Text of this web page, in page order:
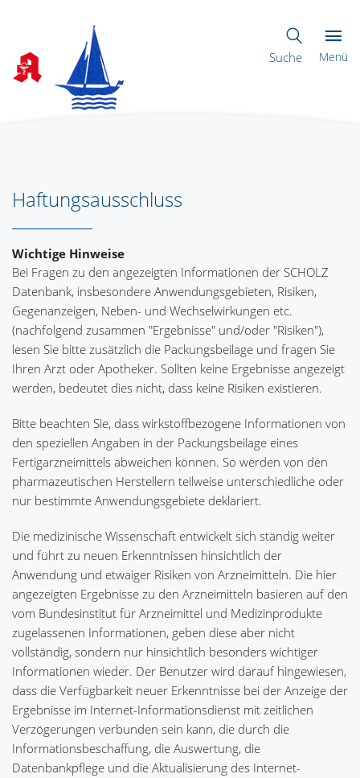
Suche Menü
Haftungsausschluss
Wichtige Hinweise
Bei Fragen zu den angezeigten Informationen der SCHOLZ
Datenbank, insbesondere Anwendungsgebieten, Risiken,
Gegenanzeigen, Neben- und Wechselwirkungen etc.
(nachfolgend zusammen "Ergebnisse" und/oder "Risiken"),
lesen Sie bitte zusätzlich die Packungsbeilage und fragen Sie
Ihren Arzt oder Apotheker. Sollten keine Ergebnisse angezeigt
werden, bedeutet dies nicht, dass keine Risiken existieren.
Bitte beachten Sie, dass wirkstoffbezogene Informationen von
den speziellen Angaben in der Packungsbeilage eines
Fertigarzneimittels abweichen können. So werden von den
pharmazeutischen Herstellern teilweise unterschiedliche oder
nur bestimmte Anwendungsgebiete deklariert.
Die medizinische Wissenschaft entwickelt sich ständig weiter
und führt zu neuen Erkenntnissen hinsichtlich der
Anwendung und etwaiger Risiken von Arzneimitteln. Die hier
angezeigten Ergebnisse zu den Arzneimitteln basieren auf den
vom Bundesinstitut für Arzneimittel und Medizinprodukte
zugelassenen Informationen, geben diese aber nicht
vollständig, sondern nur hinsichtlich besonders wichtiger
Informationen wieder. Der Benutzer wird darauf hingewiesen,
dass die Verfügbarkeit neuer Erkenntnisse bei der Anzeige der
Ergebnisse im Internet-Informationsdienst mit zeitlichen
Verzögerungen verbunden sein kann, die durch die
Informationsbeschaffung, die Auswertung, die
Datenbankpflege und die Aktualisierung des Internet-